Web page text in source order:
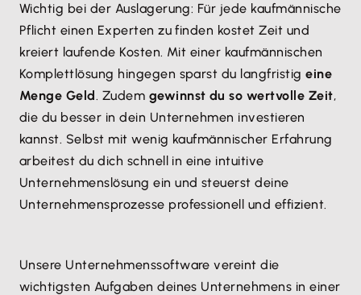
Wichtig bei der Auslagerung: Für jede kaufmännische
Pflicht einen Experten zu finden kostet Zeit und
kreiert laufende Kosten. Mit einer kaufmännischen
Komplettlösung hingegen sparst du langfristigeine
Menge Geld. Zudem gewinnst du so wertvolle Zeit,
die du besser in dein Unternehmen investieren
kannst. Selbst mit wenig kaufmännischer Erfahrung
arbeitest du dich schnell in eine intuitive
Unternehmenslösung ein und steuerst deine
Unternehmensprozesse professionell und effizient.
Unsere Unternehmenssoftware vereint die
wichtigsten Aufgaben deines Unternehmens in einer